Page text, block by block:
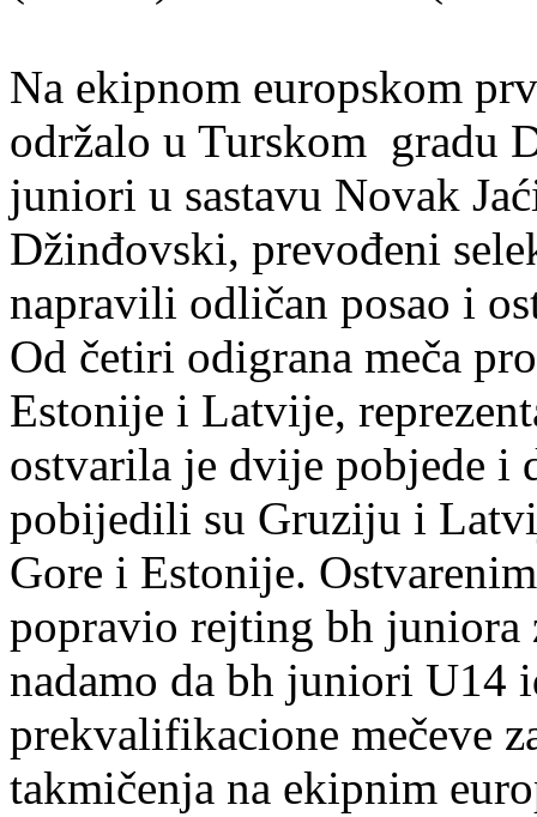
Na ekipnom europskom
održalo u Turskom gradu
juniori u sastavu Novak
Džinđovski, prevođeni
napravili odličan posao i
Od četiri odigrana meča
Estonije i Latvije,
ostvarila je dvije pobjede i
pobijedili su Gruziju i
Gore i Estonije.
popravio rejting bh juniora
nadamo da bh juniori U14
prekvalifikacione mečeve
takmičenja na ekipnim